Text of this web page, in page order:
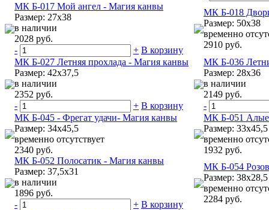
МК Б-017 Мой ангел - Магия канвы
Размер: 27х38
в наличии
2028 руб.
-
+ В корзину
МК Б-018
Размер: 50х38
временно
2910 руб.
МК Б-027 Летняя прохлада - Магия канвы
Размер: 42х37,5
в наличии
2352 руб.
-
+ В корзину
МК Б-036
Размер: 28х36
в наличии
2149 руб.
-
МК Б-045 - Фрегат удачи- Магия канвы
Размер: 34х45,5
временно отсутствует
2340 руб.
МК Б-051 Алые
Размер: 33х45,5
временно
1932 руб.
МК Б-052 Полосатик - Магия канвы
Размер: 37,5х31
в наличии
1896 руб.
-
+ В корзину
МК Б-054
Размер: 38х28,5
временно
2284 руб.